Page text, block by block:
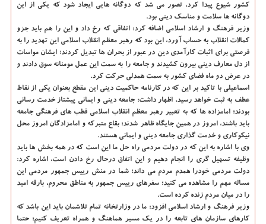
کشور شیوع پیدا کرد، تصور می شد که دوگانه هایی ایجاد شود که یکی از این
دوگانه ها سلامت و مناسک دینی بود.
وزیر فرهنگ و ارشاد اسلامی اضافه کرد: اتفاقی که رخ داد و این را هم باید جزو
کمالات انقلاب به حساب آورد، این بود که رهبر معظم انقلاب اسلامی این تهدید را به
فرصتی برای اثبات کارآمدی دین در عبور از بحران ها تبدیل کردند؛ ایشان مواسات
از دل معارف دینی بیرون کشیدند و جامعه را به سمت این عمل مومنانه سوق دادند و
در عرض دو ماه فضای کشور به سمت همدلی حرکت کرد.
اسماعیلی با تاکید بر این که در کارنامه حاکمیت دینی این مقطع بعنوان یکی از نقاط
عطف به ثبت خواهد رسید، اظهار داشت: جامعه دینی و ایمانی پیشتاز خدمت رسانی
بودند؛ امامزاده ها که به تعبیر رهبر معظم انقلاب اسلامی قطب های فرهنگی جامعه
باید باشند، امروز در همین جایگاه ظاهر شدند؛ بقاع متبرکه و امامزادگان امروز محل
نیکوکاری و خدمت گذاری جامعه دینی و ایمانی هستند.
وی با اشاره به این که در دولت مردمی راه حل ما این است که در همه بخش ها باید
وظیفه تسهیل گری را انجام دهیم و این اتفاق درحال رخ دادن است، اشاره کرد:
دولت مردمی خودرا همدم مردم می داند؛ شما در منش رییس جمهور مردمی این
مساله مهم را مشاهده می کنید؛ سفرهای رییس جمهور به مناطق محروم، بارقه امید
را در میان مردم زنده کرده است.
وزیر فرهنگ و ارشاد اسلامی افزود: ما در وزارتخانه تمام تلاشمان باید این باشد که
کارهای سازمان های تابعه را در یک مسیر هماهنگ و همراه تعریف کنیم؛ حتما